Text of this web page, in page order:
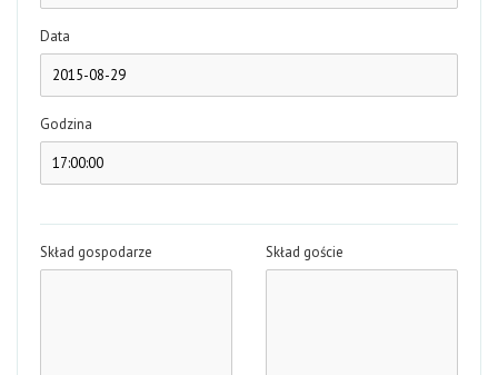
Data
Godzina
Skład gospodarze Skład goście